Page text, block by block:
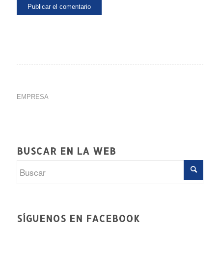
EMPRESA
BUSCAR EN LA WEB
SÍGUENOS EN FACEBOOK